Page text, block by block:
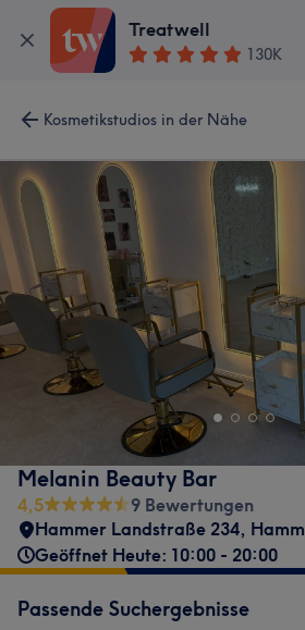
Treatwell
130K
Kosmetikstudios in der Nähe
Melanin Beauty Bar
4,5
9 Bewertungen
Hammer Landstraße 234, Hamm
Geöffnet Heute: 10:00 - 20:00
Passende Suchergebnisse